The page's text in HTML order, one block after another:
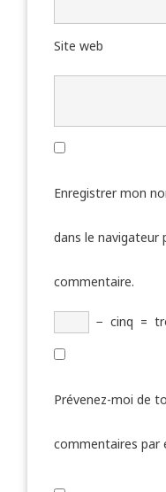
Site web
Enregistrer mon
dans le navigateur
commentaire.
− cinq =
Prévenez-moi de
commentaires par